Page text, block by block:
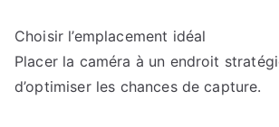
Choisir l’emplacement idéal
Placer la caméra à un endroit
d’optimiser les chances de capture.